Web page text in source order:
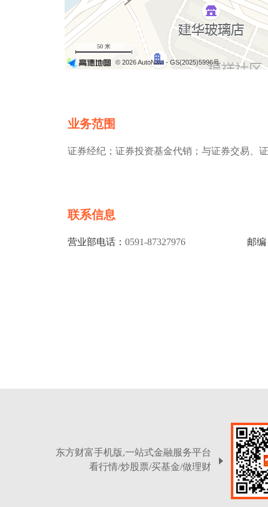
50 米
© 2026 AutoNavi - GS(2025)5996号
业务范围
证券经纪；证券投资基金代销；与证券交易、
联系信息
营业部电话： 0591-87327976 邮编
东方财富手机版,一站式金融服务平台
看行情/炒股票/买基金/做理财